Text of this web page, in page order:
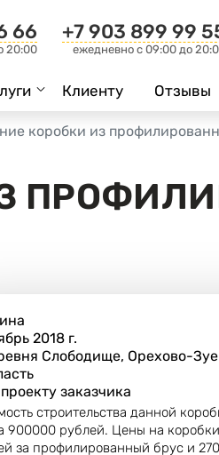
66
20:00
+7 903 899 99
ежедневно c 09:00 до
Клиенту Отзывы
коробки из
2018 г.
Слободище, Орехово-
заказчика
строительства данной
900000 рублей. Цены на
за профилированный брус и